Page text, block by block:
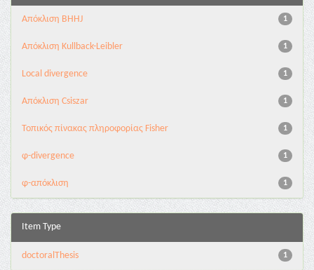
1
Aπόκλιση BHHJ
1
Aπόκλιση Kullback-Leibler
1
Local divergence
1
Απόκλιση Csiszar
1
Τοπικός πίνακας πληροφορίας Fisher
1
φ-divergence
1
φ-απόκλιση
Item Type
1
doctoralThesis